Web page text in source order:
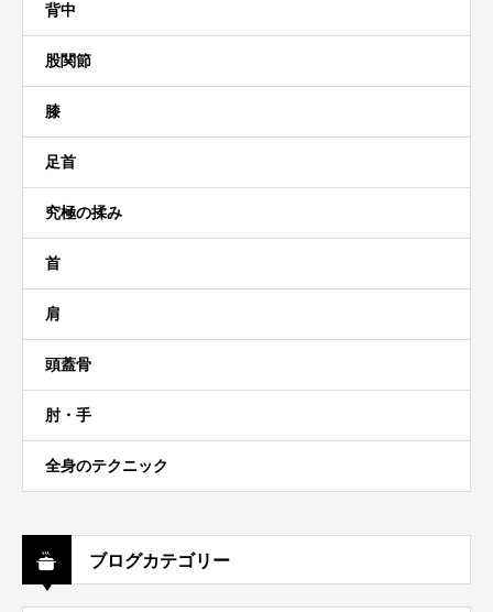
背中
股関節
膝
足首
究極の揉み
首
肩
頭蓋骨
肘・手
全身のテクニック
ブログカテゴリー